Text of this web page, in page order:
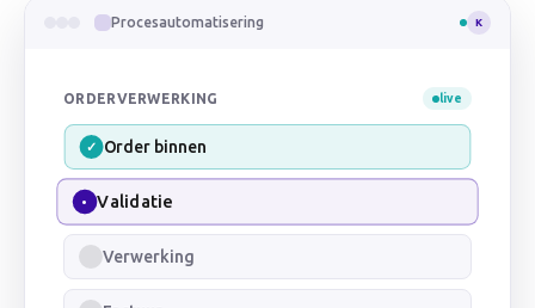
Procesautomatisering K
ORDERVERWERKING live
✓ Order binnen
✓ Validatie
Verwerking